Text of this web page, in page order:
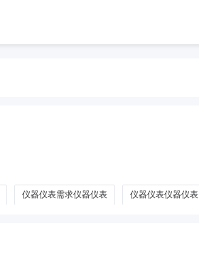
仪器仪表需求仪器仪表 仪器仪表仪器仪表